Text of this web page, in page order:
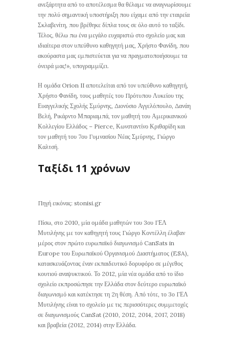
ανεξάρτητα από το αποτέλεσμα θα θέλαμε να αναγνωρίσουμε
την πολύ σημαντική υποστήριξη που είχαμε από την εταιρεία
Σκλαβενίτη, που βρέθηκε δίπλα τους σε όλο αυτό το ταξίδι.
Τέλος, θέλω πω ένα μεγάλο ευχαριστώ στο σχολείο μας και
ιδιαίτερα στον υπεύθυνο καθηγητή μας, Χρήστο Φανίδη, που
ακούραστα μας εμπιστεύεται για να πραγματοποιήσουμε τα
όνειρά μας!», υπογραμμίζει.
Η ομάδα Orion II αποτελείται από τον υπεύθυνο καθηγητή,
Χρήστο Φανίδη, τους μαθητές του Πρότυπου Λυκείου της
Ευαγγελικής Σχολής Σμύρνης, Διονύσιο Αγγελόπουλο, Δανάη
Βελή, Ρικάρντο Μπαριαμπά, τον μαθητή του Αμερικανικού
Κολλεγίου Ελλάδος – Pierce, Κωνσταντίνο Κριθαρίδη και
τον μαθητή του 7ου Γυμνασίου Νέας Σμύρνης, Γιώργο
Καλτσή.
Ταξίδι 11 χρόνων
Πηγή εικόνας: stonisi.gr
Πίσω, στο 2010, μία ομάδα μαθητών του 3ου ΓΕΛ
Μυτιλήνης με τον καθηγητή τους Γιώργο Κοντέλλη έλαβαν
μέρος στον πρώτο ευρωπαϊκό διαγωνισμό CanSats in
Europe του Ευρωπαϊκού Οργανισμού Διαστήματος (ESA),
κατασκευάζοντας έναν εκπαιδευτικό δορυφόρο σε μέγεθος
κουτιού αναψυκτικού. Το 2012, μία νέα ομάδα από το ίδιο
σχολείο εκπροσώπησε την Ελλάδα στον δεύτερο ευρωπαϊκό
διαγωνισμό και κατέκτησε τη 2η θέση. Από τότε, το 3ο ΓΕΛ
Μυτιλήνης είναι το σχολείο με τις περισσότερες συμμετοχές
σε διαγωνισμούς CanSat (2010, 2012, 2014, 2017, 2018)
και βραβεία (2012, 2014) στην Ελλάδα.